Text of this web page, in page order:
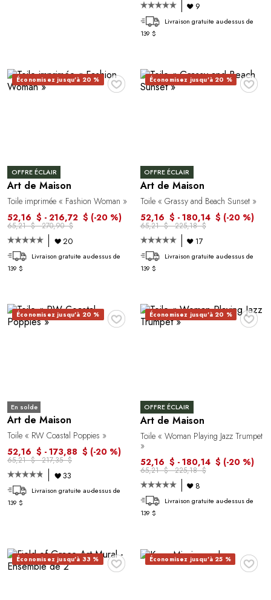
9
Livraison gratuite au-dessus de
139 $
♥
Économisez jusqu'à 20 %
OFFRE ÉCLAIR
Art de Maison
Toile imprimée « Fashion Woman »
52,16 $ - 216,72 $ (-20 %)
65,21 $ - 270,90 $
20
Livraison gratuite au-dessus de
139 $
♥
Économisez jusqu'à 20 %
OFFRE ÉCLAIR
Art de Maison
Toile « Grassy and Beach Sunset »
52,16 $ - 180,14 $ (-20 %)
65,21 $ - 225,18 $
17
Livraison gratuite au-dessus de
139 $
♥
Économisez jusqu'à 20 %
En solde
Art de Maison
Toile « RW Coastal Poppies »
52,16 $ - 173,88 $ (-20 %)
65,21 $ - 217,35 $
33
Livraison gratuite au-dessus de
139 $
♥
Économisez jusqu'à 20 %
OFFRE ÉCLAIR
Art de Maison
Toile « Woman Playing Jazz Trumpet
»
52,16 $ - 180,14 $ (-20 %)
65,21 $ - 225,18 $
8
Livraison gratuite au-dessus de
139 $
♥
Économisez jusqu'à 33 % ♥
Économisez jusqu'à 25 %